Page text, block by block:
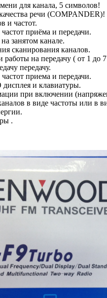
для канала, 5 символов!
речи (COMPANDER)!
и частот.
приёма и передачи.
занятом канале.
сканирования каналов.
на передачу ( от 1 до
передачу.
приема и передачи.
дисплея и клавиатуры.
при включении
в виде частоты или в
.